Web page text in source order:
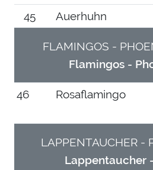
45
Auerhuhn
FLAMINGOS -
Flamingos -
46 Rosaflamingo
LAPPENTAUCHER -
Lappentaucher